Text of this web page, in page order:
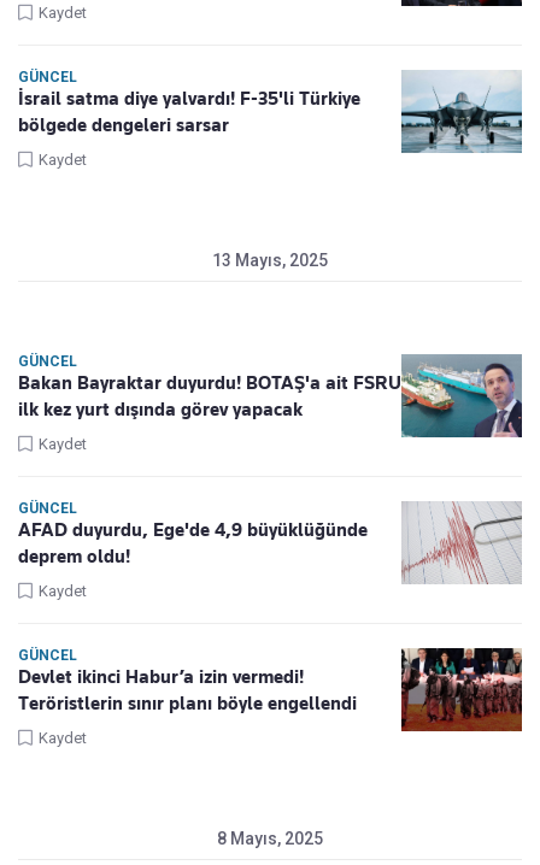
Kaydet
GÜNCEL
İsrail satma diye yalvardı! F-35'li Türkiye
bölgede dengeleri sarsar
Kaydet
13 Mayıs, 2025
GÜNCEL
Bakan Bayraktar duyurdu! BOTAŞ'a ait FSRU
ilk kez yurt dışında görev yapacak
Kaydet
GÜNCEL
AFAD duyurdu, Ege'de 4,9 büyüklüğünde
deprem oldu!
Kaydet
GÜNCEL
Devlet ikinci Habur’a izin vermedi!
Teröristlerin sınır planı böyle engellendi
Kaydet
8 Mayıs, 2025